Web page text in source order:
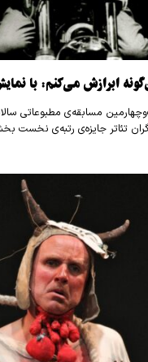
ابرازش می‌کنم: با
مسابقه‌ی مطبوعاتی
تئاتر جایزه‌ی رتبه‌ی نخست